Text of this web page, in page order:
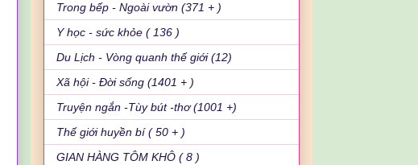
Trong bếp - Ngoài vườn (371 + )
Y học - sức khỏe ( 136 )
Du Lịch - Vòng quanh thế giới (12)
Xã hội - Đời sống (1401 + )
Truyện ngắn -Tùy bút -thơ (1001 +)
Thế giới huyền bí ( 50 + )
GIAN HÀNG TÔM KHÔ ( 8 )